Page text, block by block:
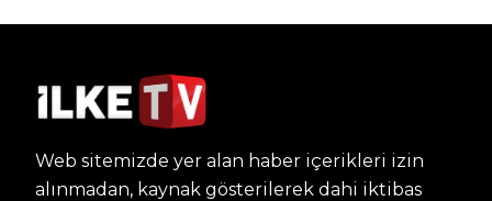
Web sitemizde yer alan haber içerikleri izin
alınmadan, kaynak gösterilerek dahi iktibas